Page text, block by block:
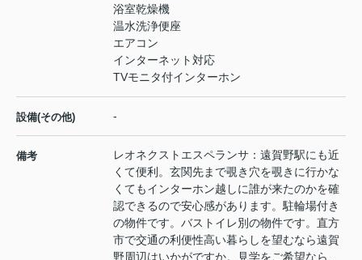
浴室乾燥機
温水洗浄便座
エアコン
インターネット対応
TVモニタ付インターホン
設備(その他) -
備考
レオネクストエスペランサ：遠賀野駅にも近
くて便利。玄関先まで覗き穴を覗きに行かな
くてもインターホン越しに誰が来たのかを確
認できるので安心感があります。駐輪場付き
の物件です。バストイレ別の物件です。直方
市で交通の利便性高い暮らしを望むなら遠賀
野周辺はいかがですか。見学をご希望なら、